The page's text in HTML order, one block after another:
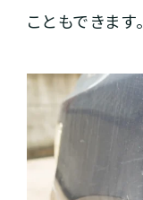
こともできます。